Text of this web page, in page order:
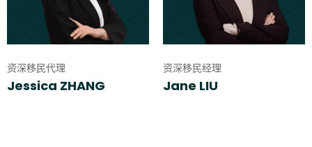
资深移民代理
Jessica ZHANG
资深移民经理
Jane LIU